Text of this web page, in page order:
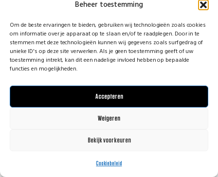
Beheer toestemming
Om de beste ervaringen te bieden, gebruiken wij technologieën zoals cookies
om informatie over je apparaat op te slaan en/of te raadplegen. Door in te
stemmen met deze technologieën kunnen wij gegevens zoals surfgedrag of
unieke ID's op deze site verwerken. Als je geen toestemming geeft of uw
toestemming intrekt, kan dit een nadelige invloed hebben op bepaalde
functies en mogelijkheden.
Accepteren
Weigeren
Bekijk voorkeuren
Cookiebeleid
Houd de boodschap kort en direct
Zorg dat logo en merknaam snel herkenbaar zijn
Gebruik contrast en leesbare typografie
Laat vooral zien wat je doet en voor wie
Overlaad het voertuig niet met te veel tekst
Zorg dat de stijl past bij je huisstijl en merkpersoonlijkheid
Vaak is minder echt meer. Een voertuig dat in drie seconden duidelijk maakt wie je